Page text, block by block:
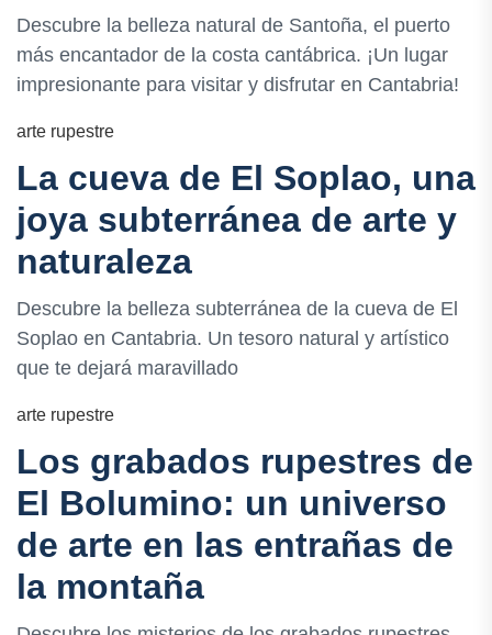
Descubre la belleza natural de Santoña, el puerto
más encantador de la costa cantábrica. ¡Un lugar
impresionante para visitar y disfrutar en Cantabria!
arte rupestre
La cueva de El Soplao, una
joya subterránea de arte y
naturaleza
Descubre la belleza subterránea de la cueva de El
Soplao en Cantabria. Un tesoro natural y artístico
que te dejará maravillado
arte rupestre
Los grabados rupestres de
El Bolumino: un universo
de arte en las entrañas de
la montaña